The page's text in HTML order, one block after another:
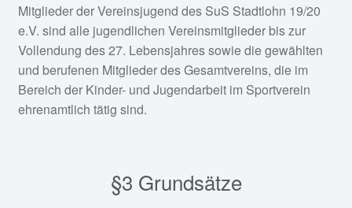
Mitglieder der Vereinsjugend des SuS Stadtlohn 19/20
e.V. sind alle jugendlichen Vereinsmitglieder bis zur
Vollendung des 27. Lebensjahres sowie die gewählten
und berufenen Mitglieder des Gesamtvereins, die im
Bereich der Kinder- und Jugendarbeit im Sportverein
ehrenamtlich tätig sind.
§3 Grundsätze